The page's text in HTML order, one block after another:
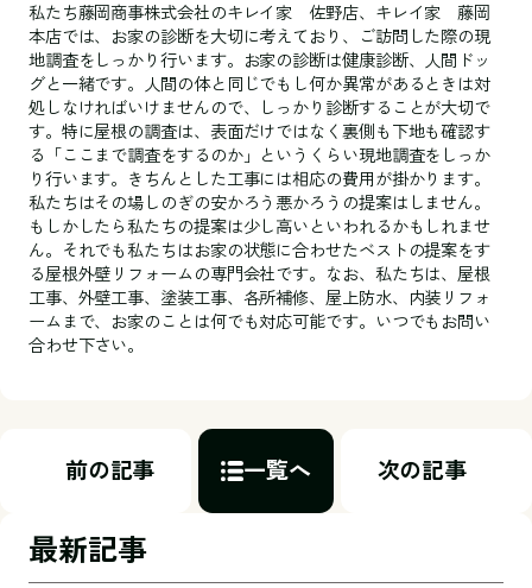
私たち藤岡商事株式会社のキレイ家 佐野店、キレイ家 藤岡
本店では、お家の診断を大切に考えており、ご訪問した際の現
地調査をしっかり行います。お家の診断は健康診断、人間ドッ
グと一緒です。人間の体と同じでもし何か異常があるときは対
処しなければいけませんので、しっかり診断することが大切で
す。特に屋根の調査は、表面だけではなく裏側も下地も確認す
る「ここまで調査をするのか」というくらい現地調査をしっか
り行います。きちんとした工事には相応の費用が掛かります。
私たちはその場しのぎの安かろう悪かろうの提案はしません。
もしかしたら私たちの提案は少し高いといわれるかもしれませ
ん。それでも私たちはお家の状態に合わせたベストの提案をす
る屋根外壁リフォームの専門会社です。なお、私たちは、屋根
工事、外壁工事、塗装工事、各所補修、屋上防水、内装リフォ
ームまで、お家のことは何でも対応可能です。いつでもお問い
合わせ下さい。
前の記事 一覧へ 次の記事
最新記事